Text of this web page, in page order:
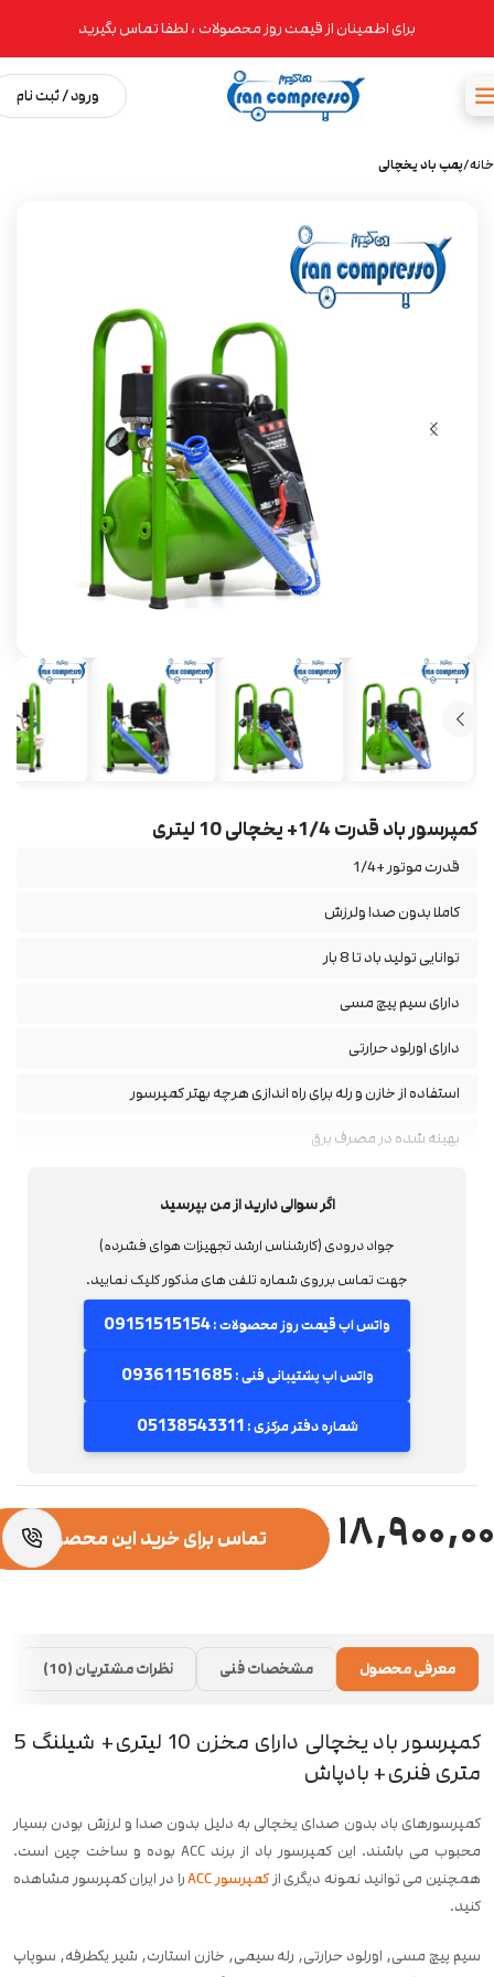
برای اطمینان از قیمت روز محصولات ، لطفا تماس بگیرید
ورود / ثبت نام
خانه پمپ باد یخچالی
کمپرسور باد قدرت 1/4+ یخچالی 10 لیتری
قدرت موتور +1/4
کاملا بدون صدا ولرزش
توانایی تولید باد تا 8 بار
دارای سیم پیچ مسی
دارای اورلود حرارتی
استفاده از خازن و رله برای راه اندازی هرچه بهتر کمپرسور
بهینه شده در مصرف برق
مخزن اپوکسی(ضد زنگ)
موتور استوک میباشد
اگر سوالی دارید از من بپرسید
جواد درودی (کارشناس ارشد تجهیزات هوای فشرده)
جهت تماس برروی شماره تلفن های مذکور کلیک نمایید.
واتس اپ قیمت روز محصولات :09151515154
واتس اپ پشتیبانی فنی :09361151685
شماره دفتر مرکزی : 05138543311
تماس برای خرید این محصول
معرفی محصول مشخصات فنی نظرات مشتریان (10)
کمپرسور باد یخچالی دارای مخزن 10 لیتری+ شیلنگ 5
متری فنری+ بادپاش
کمپرسورهای باد بدون صدای یخچالی به دلیل بدون صدا و لرزش بودن بسیار
محبوب می باشند. این کمپرسور باد از برند ACC بوده و ساخت چین است.
همچنین می توانید نمونه دیگری از کمپرسور ACC
را در ایران کمپرسور مشاهده
کنید.
سیم پیچ مسی, اورلود حرارتی, رله سیمی, خازن استارت, شیر یکطرفه, سوپاپ